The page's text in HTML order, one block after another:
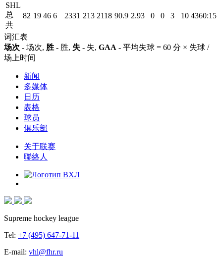
SHL
总
共
82 19 46 6 2331 213 2118 90.9 2.93 0 0 3 10 4360:15
词汇表
场次 - 场次, 胜 - 胜, 失 - 失, GAA - 平均失球 = 60 分 × 失球 /
场上时间
新闻
多媒体
日历
表格
球员
俱乐部
关于联赛
聯絡人
Supreme hockey league
Tel: +7 (495) 647-71-11
E-mail: vhl@fhr.ru